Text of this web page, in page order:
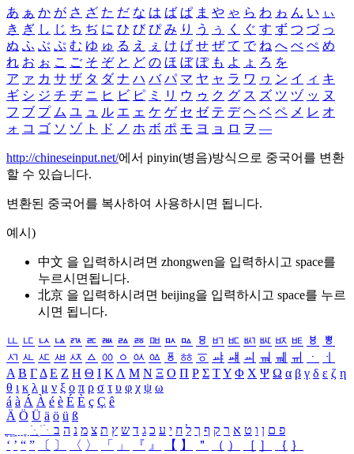
あ ぁ か が さ ざ た だ な は ば ぱ ま や ゃ ら わ ゎ ん い ぃ
き ぎ し じ ち ぢ に ひ び ぴ み り う ぅ く ぐ す ず つ づ っ
ぬ ふ ぶ ぷ む ゆ ゅ る え ぇ け げ せ ぜ て で ね へ べ ぺ め
れ お ぉ こ ご そ ぞ と ど の ほ ぼ ぽ も よ ょ ろ を
ア ァ カ サ ザ タ ダ ナ ハ バ パ マ ヤ ャ ラ ワ ヮ ン イ ィ キ
ギ シ ジ チ ヂ ニ ヒ ビ ピ ミ リ ウ ゥ ク グ ス ズ ツ ヅ ッ ヌ
フ ブ プ ム ユ ュ ル エ ェ ケ ゲ セ ゼ テ デ ヘ ベ ペ メ レ オ
ォ コ ゴ ソ ゾ ト ド ノ ホ ボ ポ モ ヨ ョ ロ ヲ ―
http://chineseinput.net/에서 pinyin(병음)방식으로 중국어를 변환
할 수 있습니다.
변환된 중국어를 복사하여 사용하시면 됩니다.
예시)
中文 을 입력하시려면 zhongwen을 입력하시고 space를
누르시면됩니다.
北京 을 입력하시려면 beijing을 입력하시고 space를 누르
시면 됩니다.
ㅥ ㅦ ㅧ ㅨ ㅩ ㅪ ㅫ ㅬ ㅭ ㅮ ㅯ ㅰ ㅱ ㅲ ㅳ ㅴ ㅵ ㅶ ㅷ ㅸ
ㅹ
ㅺ ㅻ ㅼ ㅽ ㅾ ㅿ ㆀ ㆁ ㆂ ㆃ ㆄ ㆅ ㆆ ㆇ ㆈ ㆉ ㆊ ㆋ ㆌ ㆍ
ㆎ
Α Β ΓΔ Ε Ζ Η Θ Ι ΚΛ Μ Ν Ξ Ο Π Ρ Σ ΤΥ Φ Χ Ψ Ω α β γ δ ε ζ η
θ ι κ λ μ ν ξ ο π ρ σ τ υ φ χ ψ ω
á à Á À é è É È ç Ç ê
Ä Ö Ü ä ö ü ß
ִֶֹ ֻּ ׁׂ פ ם ן ו ט א ר ק ף ך ל ח י ע כ ג ד ש ץ ת צ מ נ ה ב
‘ ’ “ ” 〔 〕 〈 〉 「 」 『 』 【 】 ＂ （ ） ［ ］ ｛ ｝